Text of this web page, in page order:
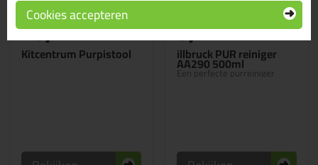
Kitcentrum Purpistool
15,95
illbruck PUR reiniger
AA290 500ml
Een perfecte purreiniger
9,49
Cookies accepteren